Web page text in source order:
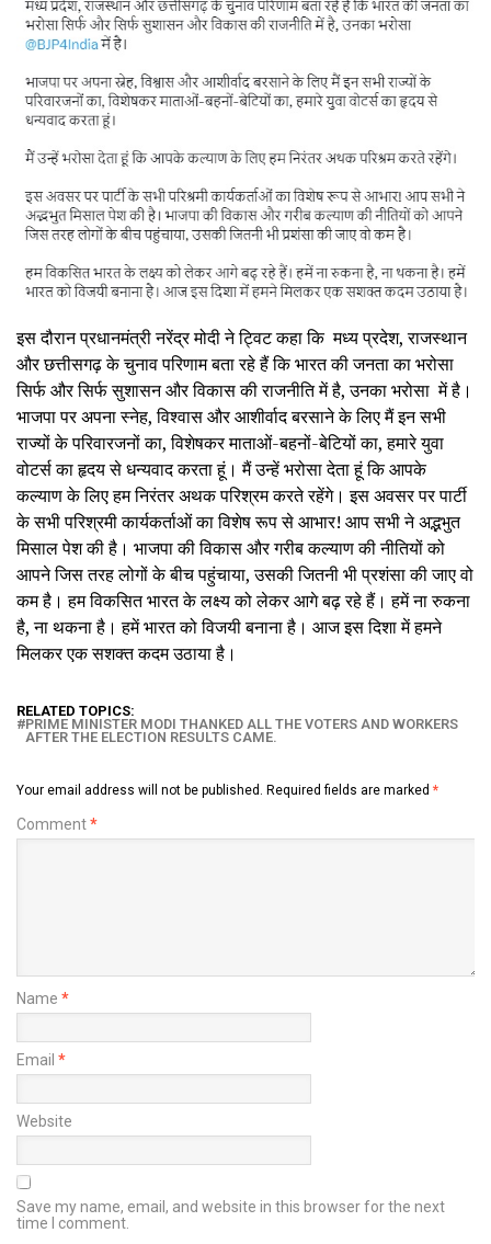
इस दौरान प्रधानमंत्री नरेंद्र मोदी ने ट्विट कहा कि मध्य प्रदेश, राजस्थान
और छत्तीसगढ़ के चुनाव परिणाम बता रहे हैं कि भारत की जनता का भरोसा
सिर्फ और सिर्फ सुशासन और विकास की राजनीति में है, उनका भरोसामें है।
भाजपा पर अपना स्नेह, विश्वास और आशीर्वाद बरसाने के लिए मैं इन सभी
राज्यों के परिवारजनों का, विशेषकर माताओं-बहनों-बेटियों का, हमारे युवा
वोटर्स का हृदय से धन्यवाद करता हूं। मैं उन्हें भरोसा देता हूं कि आपके
कल्याण के लिए हम निरंतर अथक परिश्रम करते रहेंगे। इस अवसर पर पार्टी
के सभी परिश्रमी कार्यकर्ताओं का विशेष रूप से आभार! आप सभी ने अद्भभुत
मिसाल पेश की है। भाजपा की विकास और गरीब कल्याण की नीतियों को
आपने जिस तरह लोगों के बीच पहुंचाया, उसकी जितनी भी प्रशंसा की जाए वो
कम है। हम विकसित भारत के लक्ष्य को लेकर आगे बढ़ रहे हैं। हमें ना रुकना
है, ना थकना है। हमें भारत को विजयी बनाना है। आज इस दिशा में हमने
मिलकर एक सशक्त कदम उठाया है।
RELATED TOPICS:
PRIME MINISTER MODI THANKED ALL THE VOTERS AND WORKERS
AFTER THE ELECTION RESULTS CAME.
Your email address will not be published. Required fields are marked *
Comment*
Name *
Email *
Website
Save my name, email, and website in this browser for the next
time I comment.